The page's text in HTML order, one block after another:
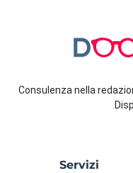
Consulenza nella
Servizi